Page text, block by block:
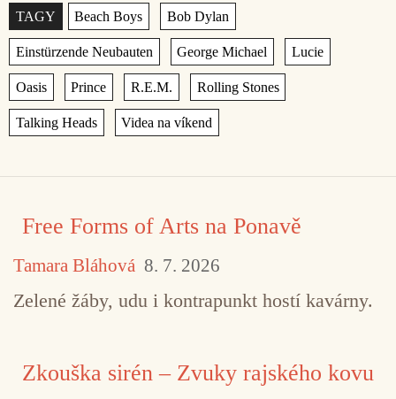
Štítky
Free Forms of Arts na Ponavě
Tamara Bláhová 8. 7. 2026
Zelené žáby, udu i kontrapunkt hostí kavárny.
Zkouška sirén – Zvuky rajského kovu